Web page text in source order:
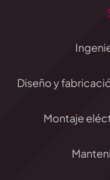
Diseño y
Montaje